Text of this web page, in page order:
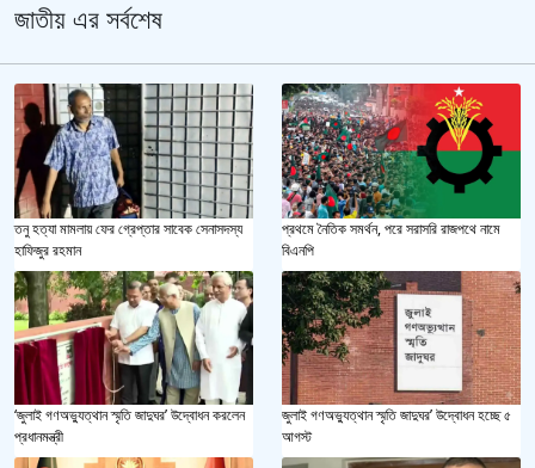
জাতীয় এর সর্বশেষ
তনু হত্যা মামলায় ফের গ্রেপ্তার সাবেক সেনাসদস্য
হাফিজুর রহমান
প্রথমে নৈতিক সমর্থন, পরে সরাসরি রাজপথে নামে
বিএনপি
‘জুলাই গণঅভ্যুত্থান স্মৃতি জাদুঘর’ উদ্বোধন করলেন
প্রধানমন্ত্রী
জুলাই গণঅভ্যুত্থান স্মৃতি জাদুঘর’ উদ্বোধন হচ্ছে ৫
আগস্ট